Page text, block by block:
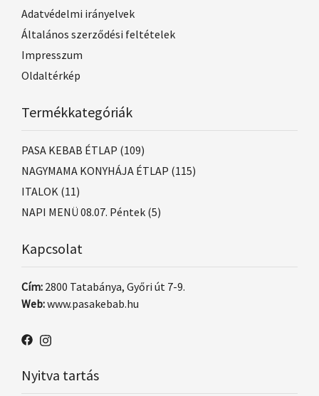
Adatvédelmi irányelvek
Általános szerződési feltételek
Impresszum
Oldaltérkép
Termékkategóriák
PASA KEBAB ÉTLAP (109)
NAGYMAMA KONYHÁJA ÉTLAP (115)
ITALOK (11)
NAPI MENÜ 08.07. Péntek (5)
Kapcsolat
Cím: 2800 Tatabánya, Győri út 7-9.
Web:www.pasakebab.hu
Nyitva tartás